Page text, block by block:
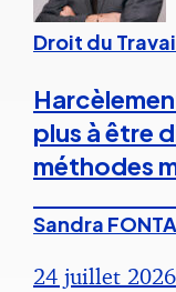
Droit du
plus à être
méthodes
Sandra
24 juillet 2026